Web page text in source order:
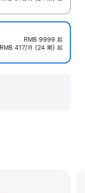
RMB 9999 起
417/月 (24 期) 起